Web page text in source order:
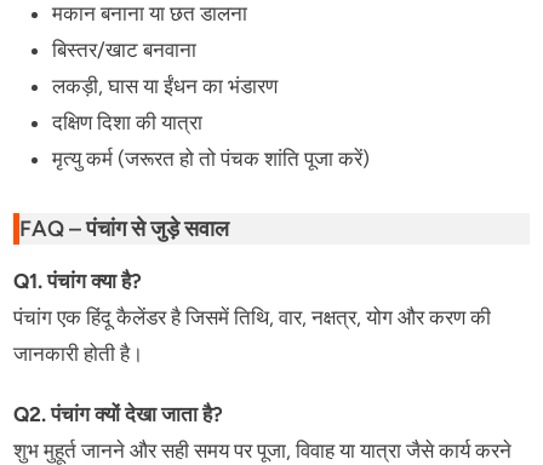
मकान बनाना या छत डालना
बिस्तर/खाट बनवाना
लकड़ी, घास या ईंधन का भंडारण
दक्षिण दिशा की यात्रा
मृत्यु कर्म (जरूरत हो तो पंचक शांति पूजा करें)
FAQ – पंचांग से जुड़े सवाल
Q1. पंचांग क्या है?
पंचांग एक हिंदू कैलेंडर है जिसमें तिथि, वार, नक्षत्र, योग और करण की
जानकारी होती है।
Q2. पंचांग क्यों देखा जाता है?
शुभ मुहूर्त जानने और सही समय पर पूजा, विवाह या यात्रा जैसे कार्य करने